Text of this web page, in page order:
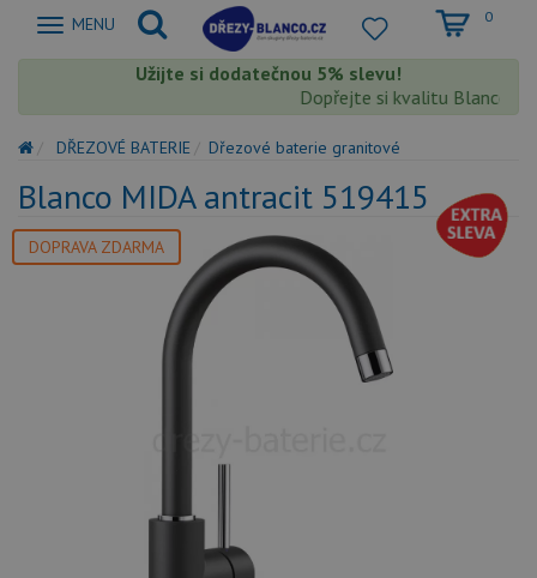
Zobrazit
MENU 0
Užijte si dodatečnou 5% slevu!
Dopřejte si kvalitu Blanco s
DŘEZOVÉ BATERIE Dřezové baterie granitové
Blanco MIDA antracit 519415
DOPRAVA ZDARMA